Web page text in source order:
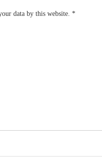
data by this website. *